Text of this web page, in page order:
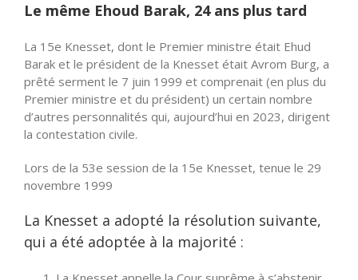
Le même Ehoud Barak, 24 ans plus tard
La 15e Knesset, dont le Premier ministre était Ehud
Barak et le président de la Knesset était Avrom Burg, a
prêté serment le 7 juin 1999 et comprenait (en plus du
Premier ministre et du président) un certain nombre
d’autres personnalités qui, aujourd’hui en 2023, dirigent
la contestation civile.
Lors de la 53e session de la 15e Knesset, tenue le 29
novembre 1999
La Knesset a adopté la résolution suivante,
qui a été adoptée à la majorité :